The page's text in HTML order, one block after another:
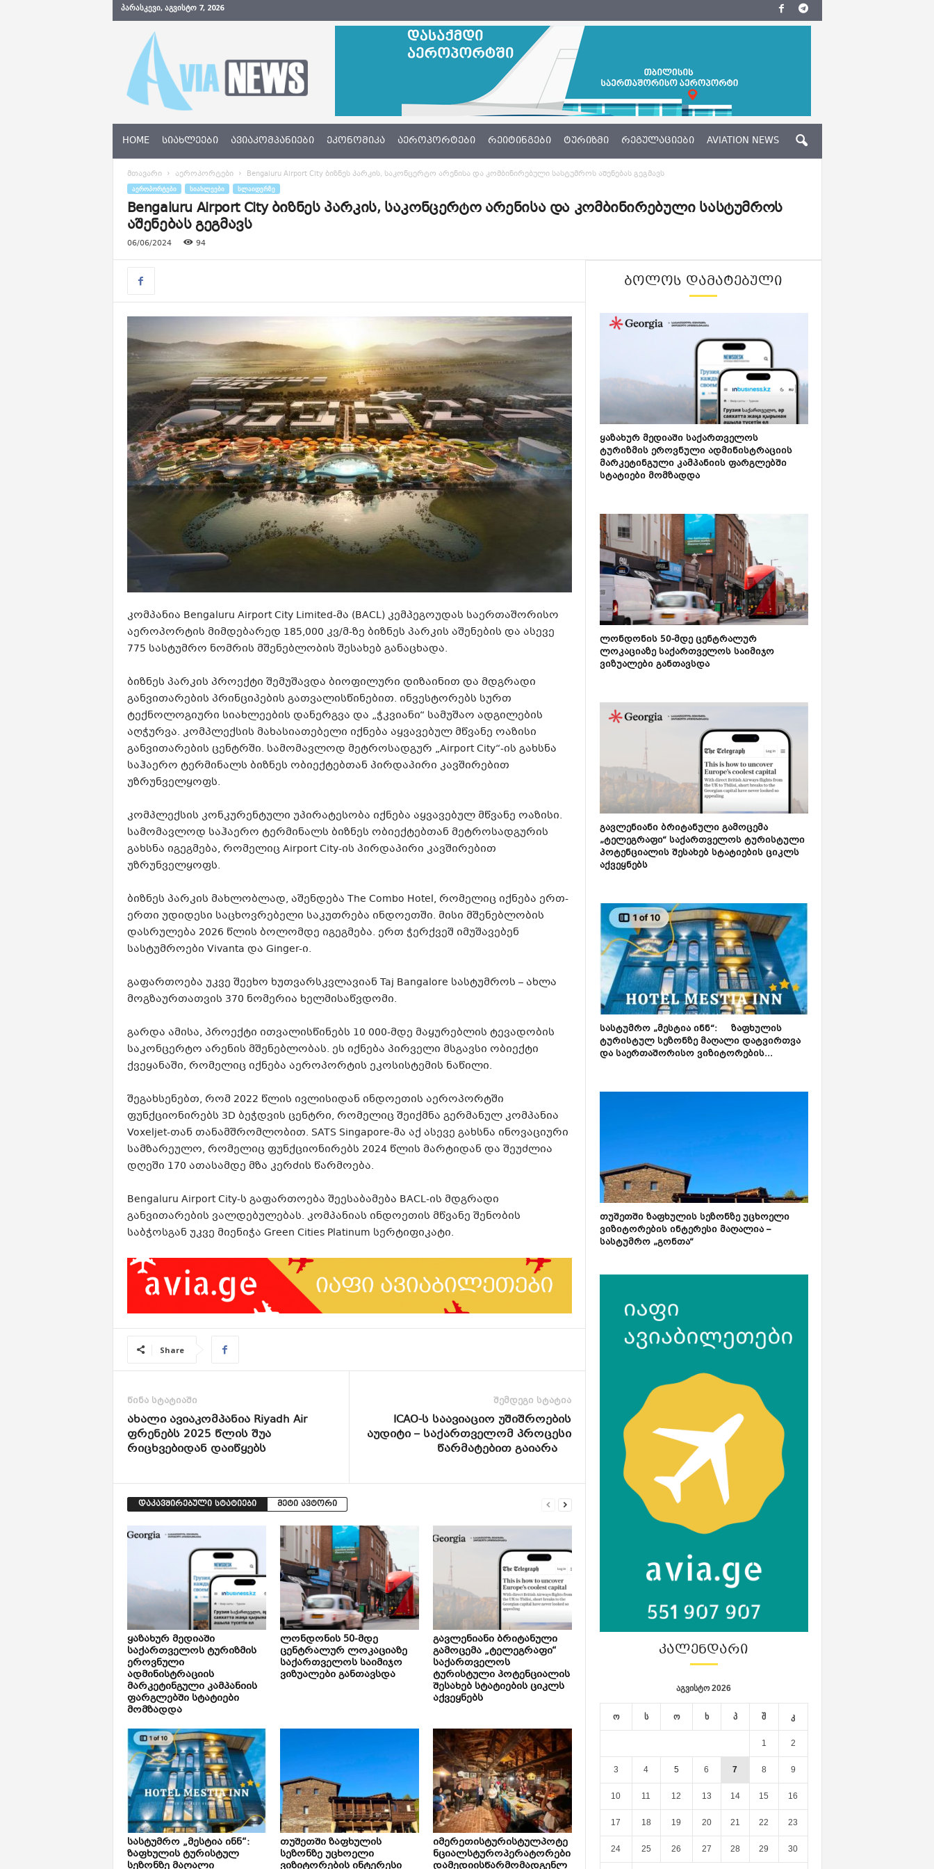
ᲞᲐᲠᲐᲡᲙᲔᲕᲘ, ᲐᲒᲕᲘᲡᲢᲝ 7, 2026
N
w
s
e
HOME ᲡᲘᲐᲮᲚᲔᲔᲑᲘ ᲐᲕᲘᲐᲙᲝᲛᲞᲐᲜᲘᲔᲑᲘ ᲔᲙᲝᲜᲝᲛᲘᲙᲐ ᲐᲔᲠᲝᲞᲝᲠᲢᲔᲑᲘ ᲠᲔᲘᲢᲘᲜᲒᲔᲑᲘ ᲢᲣᲠᲘᲖᲛᲘ ᲠᲔᲒᲣᲚᲐᲪᲘᲔᲑᲘ AVIATION NEWS
მთავარი აეროპორტები Bengaluru Airport City ბიზნეს პარკის, საკონცერტო არენისა და კომბინირებული სასტუმროს აშენებას გეგმავს
ᲐᲔᲠᲝᲞᲝᲠᲢᲔᲑᲘ ᲡᲘᲐᲮᲚᲔᲔᲑᲘ ᲡᲚᲐᲘᲓᲔᲠᲖᲔ
Bengaluru Airport City ბიზნეს პარკის, საკონცერტო არენისა და კომბინირებული სასტუმროს
აშენებას გეგმავს
06/06/2024 94
კომპანია Bengaluru Airport City Limited-მა (BACL) კემპეგოუდას საერთაშორისო
აეროპორტის მიმდებარედ 185,000 კვ/მ-ზე ბიზნეს პარკის აშენების და ასევე
775 სასტუმრო ნომრის მშენებლობის შესახებ განაცხადა.
ბიზნეს პარკის პროექტი შემუშავდა ბიოფილური დიზაინით და მდგრადი
განვითარების პრინციპების გათვალისწინებით. ინვესტორებს სურთ
ტექნოლოგიური სიახლეების დანერგვა და „ჭკვიანი“ სამუშაო ადგილების
აღჭურვა. კომპლექსის მახასიათებელი იქნება აყვავებულ მწვანე ოაზისი
განვითარების ცენტრში. სამომავლოდ მეტროსადგურ „Airport City“-ის გახსნა
საჰაერო ტერმინალს ბიზნეს ობიექტებთან პირდაპირი კავშირებით
უზრუნველყოფს.
კომპლექსის კონკურენტული უპირატესობა იქნება აყვავებულ მწვანე ოაზისი.
სამომავლოდ საჰაერო ტერმინალს ბიზნეს ობიექტებთან მეტროსადგურის
გახსნა იგეგმება, რომელიც Airport City-ის პირდაპირი კავშირებით
უზრუნველყოფს.
ბიზნეს პარკის მახლობლად, აშენდება The Combo Hotel, რომელიც იქნება ერთ-
ერთი უდიდესი საცხოვრებელი საკუთრება ინდოეთში. მისი მშენებლობის
დასრულება 2026 წლის ბოლომდე იგეგმება. ერთ ჭერქვეშ იმუშავებენ
სასტუმროები Vivanta და Ginger-ი.
გაფართოება უკვე შეეხო ხუთვარსკვლავიან Taj Bangalore სასტუმროს – ახლა
მოგზაურთათვის 370 ნომერია ხელმისაწვდომი.
გარდა ამისა, პროექტი ითვალისწინებს 10 000-მდე მაყურებლის ტევადობის
საკონცერტო არენის მშენებლობას. ეს იქნება პირველი მსგავსი ობიექტი
ქვეყანაში, რომელიც იქნება აეროპორტის ეკოსისტემის ნაწილი.
შეგახსენებთ, რომ 2022 წლის ივლისიდან ინდოეთის აეროპორტში
ფუნქციონირებს 3D ბეჭდვის ცენტრი, რომელიც შეიქმნა გერმანულ კომპანია
Voxeljet-თან თანამშრომლობით. SATS Singapore-მა აქ ასევე გახსნა ინოვაციური
სამზარეულო, რომელიც ფუნქციონირებს 2024 წლის მარტიდან და შეუძლია
დღეში 170 ათასამდე მზა კერძის წარმოება.
Bengaluru Airport City-ს გაფართოება შეესაბამება BACL-ის მდგრადი
განვითარების ვალდებულებას. კომპანიას ინდოეთის მწვანე შენობის
საბჭოსგან უკვე მიენიჭა Green Cities Platinum სერტიფიკატი.
Share
წინა სტატიაში
ახალი ავიაკომპანია Riyadh Air
ფრენებს 2025 წლის შუა
რიცხვებიდან დაიწყებს
შემდეგი სტატია
ICAO-ს საავიაციო უშიშროების
აუდიტი – საქართველომ პროცესი
წარმატებით გაიარა
დაკავშირებული სტატიები მეტი ავტორი
ყაზახურ მედიაში
საქართველოს ტურიზმის
ეროვნული
ადმინისტრაციის
მარკეტინგული კამპანიის
ფარგლებში სტატიები
მომზადდა
ლონდონის 50-მდე
ცენტრალურ ლოკაციაზე
საქართველოს საიმიჯო
ვიზუალები განთავსდა
გავლენიანი ბრიტანული
გამოცემა „ტელეგრაფი“
საქართველოს
ტურისტული პოტენციალის
შესახებ სტატიების ციკლს
აქვეყნებს
სასტუმრო „მესტია ინნ“:
ზაფხულის ტურისტულ
სეზონზე მაღალი
თუშეთში ზაფხულის
სეზონზე უცხოელი
ვიზიტორების ინტერესი
იმერეთისტურისტულპოტე
ნციალსტუროპერატორები
დამედიისწარმომადგენლ
ᲑᲝᲚᲝᲡ ᲓᲐᲛᲐᲢᲔᲑᲣᲚᲘ
ყაზახურ მედიაში საქართველოს
ტურიზმის ეროვნული ადმინისტრაციის
მარკეტინგული კამპანიის ფარგლებში
სტატიები მომზადდა
ლონდონის 50-მდე ცენტრალურ
ლოკაციაზე საქართველოს საიმიჯო
ვიზუალები განთავსდა
გავლენიანი ბრიტანული გამოცემა
„ტელეგრაფი“ საქართველოს ტურისტული
პოტენციალის შესახებ სტატიების ციკლს
აქვეყნებს
სასტუმრო „მესტია ინნ“: ზაფხულის
ტურისტულ სეზონზე მაღალი დატვირთვა
და საერთაშორისო ვიზიტორების...
თუშეთში ზაფხულის სეზონზე უცხოელი
ვიზიტორების ინტერესი მაღალია –
სასტუმრო „გონთა“
ᲙᲐᲚᲔᲜᲓᲐᲠᲘ
აგვისტო 2026
ო ს ო ხ პ შ კ
1 2
3 4 5 6 7 8 9
10 11 12 13 14 15 16
17 18 19 20 21 22 23
24 25 26 27 28 29 30